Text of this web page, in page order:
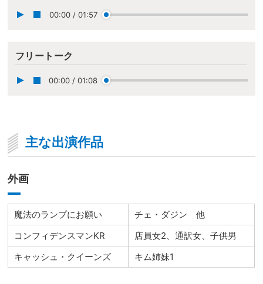
00:00 / 01:57
フリートーク
00:00 / 01:08
主な出演作品
外画
魔法のランプにお願い
チェ・ダジン 他
コンフィデンスマンKR
店員女2、通訳女、子供男
キャッシュ・クイーンズ
キム姉妹1